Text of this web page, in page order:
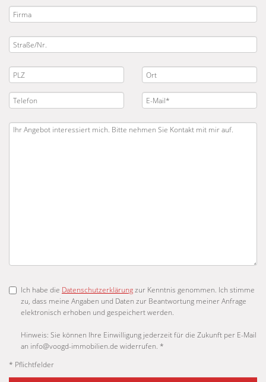
Ich habe die Datenschutzerklärungzur Kenntnis genommen. Ich stimme
zu, dass meine Angaben und Daten zur Beantwortung meiner Anfrage
elektronisch erhoben und gespeichert werden.
Hinweis: Sie können Ihre Einwilligung jederzeit für die Zukunft per E-Mail
an info@voogd-immobilien.de widerrufen. *
* Pflichtfelder